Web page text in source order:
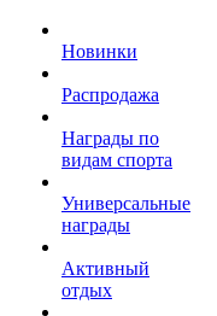
Новинки
Распродажа
Награды по
видам спорта
Универсальные
награды
Активный
отдых